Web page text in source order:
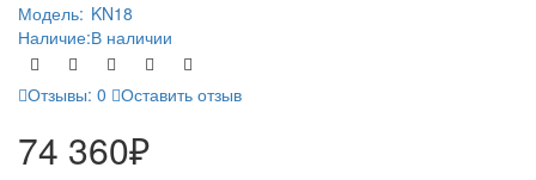
Модель: KN18
Наличие:В наличии
Отзывы: 0 Оставить отзыв
74 360₽